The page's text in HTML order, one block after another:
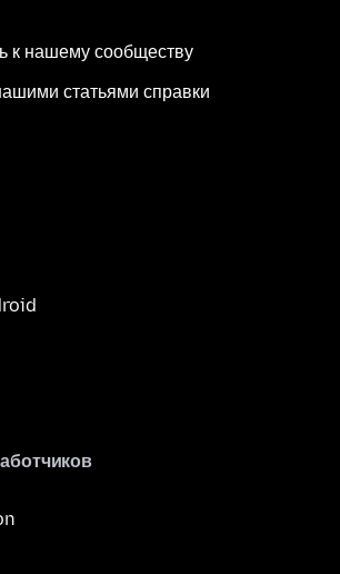
к нашему сообществу
статьями справки